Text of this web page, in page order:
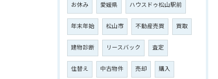
お休み 愛媛県 ハウスドゥ松山駅前
年末年始 松山市 不動産売買 買取
建物診断 リースバック 査定
住替え 中古物件 売却 購入